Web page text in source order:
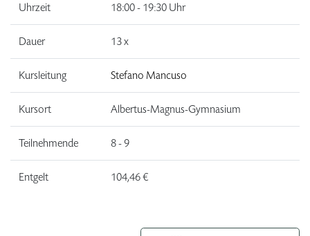
Uhrzeit 18:00 - 19:30 Uhr
Dauer 13 x
Kursleitung Stefano Mancuso
Kursort Albertus-Magnus-Gymnasium
Teilnehmende 8 - 9
Entgelt 104,46 €